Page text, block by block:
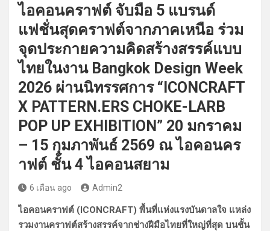
ไอคอนคราฟต์ จับมือ 5 แบรนด์
แฟชั่นสุดคราฟต์จากภาคเหนือ ร่วม
จุดประกายความคิดสร้างสรรค์แบบ
ไทยในงาน Bangkok Design Week
2026 ผ่านนิทรรศการ “ICONCRAFT
X PATTERN.ERS CHOKE-LARB
POP UP EXHIBITION” 20 มกราคม
– 15 กุมภาพันธ์ 2569 ณ ไอคอนคร
าฟต์ ชั้น 4 ไอคอนสยาม
6 เดือน ago Admin2
ไอคอนคราฟต์ (ICONCRAFT) พื้นที่แห่งแรงบันดาลใจ แหล่ง
รวมงานคราฟต์สร้างสรรค์จากช่างฝีมือไทยที่ใหญ่ที่สุด บนชั้น